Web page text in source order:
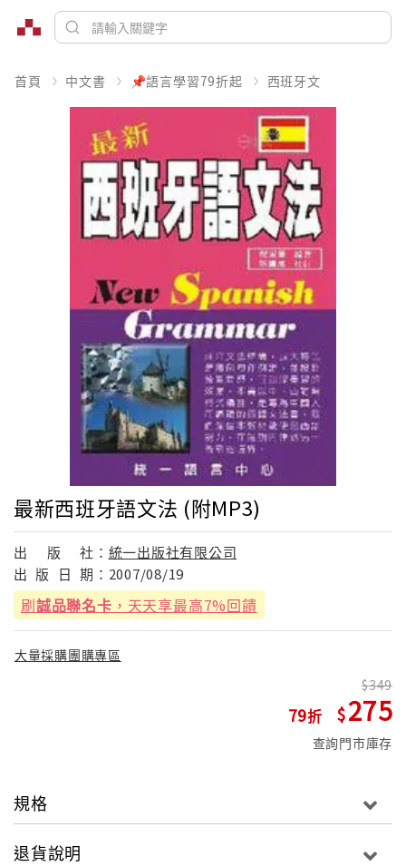
首頁 中文書 📌語言學習79折起 西班牙文
最新西班牙語文法 (附MP3)
出 版 社： 統一出版社有限公司
出 版 日 期： 2007/08/19
刷誠品聯名卡 ，天天享最高7%回饋
大量採購團購專區
79
349
275
查詢門市庫存
規格
退貨說明